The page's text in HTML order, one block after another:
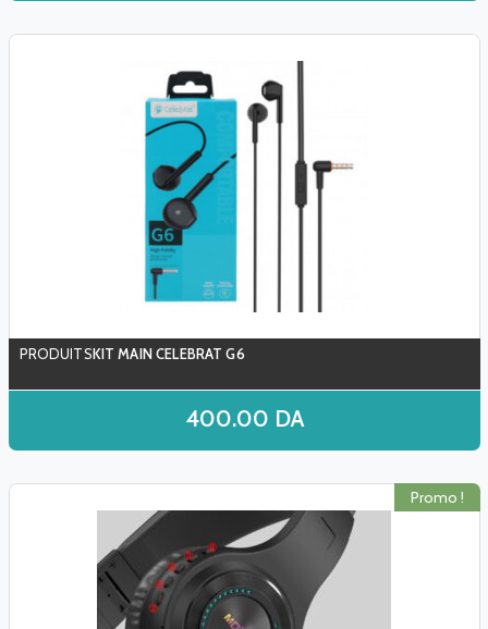
KIT MAIN CELEBRAT G6
400.00 DA
Promo !